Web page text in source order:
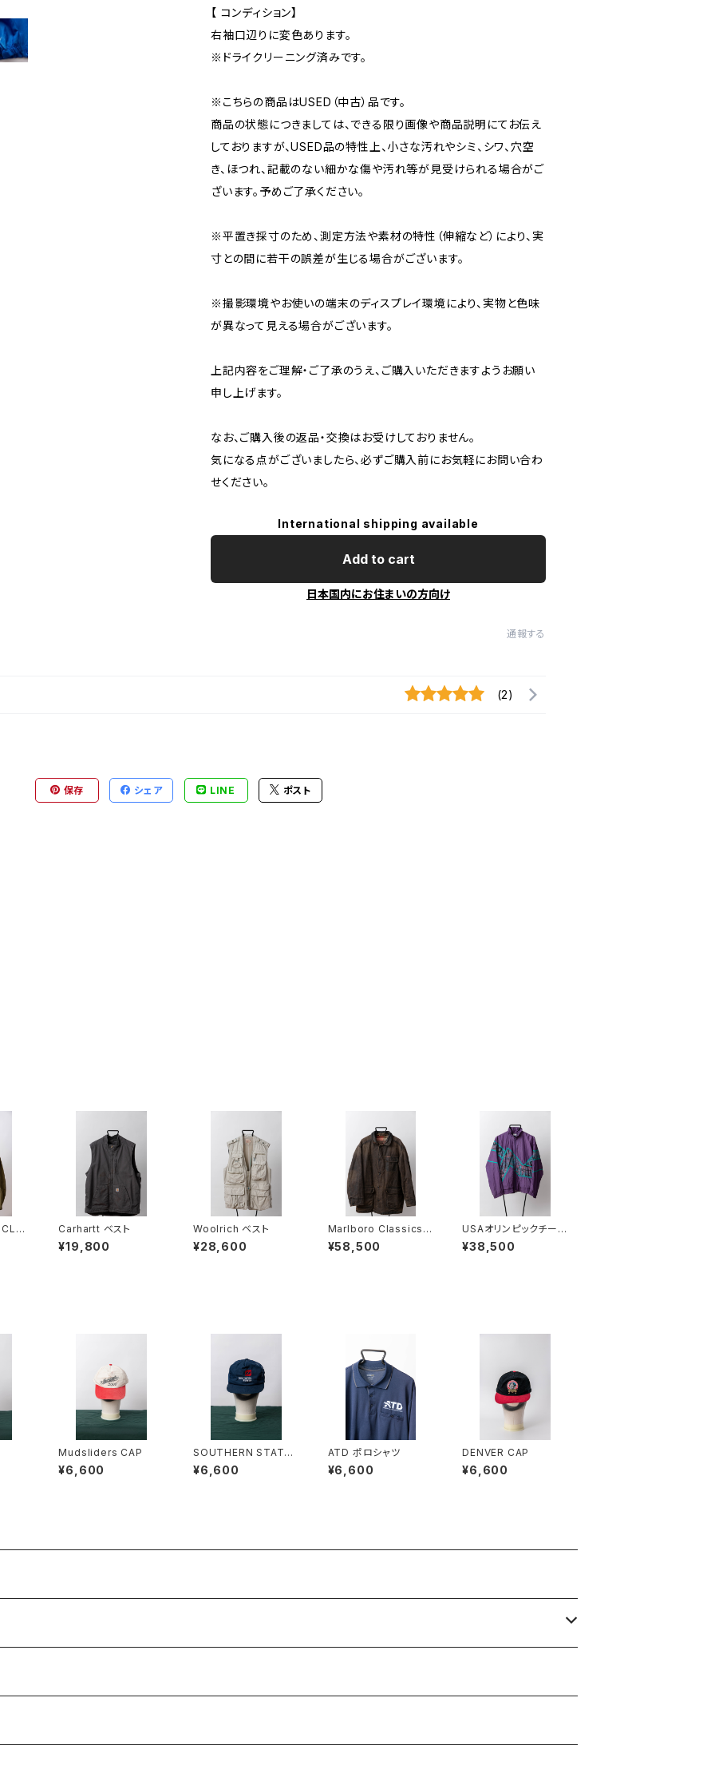
【 コンディション】
右袖口辺りに変色あります。
※ドライクリーニング済みです。
※こちらの商品はUSED（中古）品です。
商品の状態につきましては、できる限り画像や商品説明にてお伝え
しておりますが、USED品の特性上、小さな汚れやシミ、シワ、穴空
き、ほつれ、記載のない細かな傷や汚れ等が見受けられる場合がご
ざいます。予めご了承ください。
※平置き採寸のため、測定方法や素材の特性（伸縮など）により、実
寸との間に若干の誤差が生じる場合がございます。
※撮影環境やお使いの端末のディスプレイ環境により、実物と色味
が異なって見える場合がございます。
上記内容をご理解・ご了承のうえ、ご購入いただきますようお願い
申し上げます。
なお、ご購入後の返品・交換はお受けしておりません。
気になる点がございましたら、必ずご購入前にお気軽にお問い合わ
せください。
International shipping available
Add to cart
日本国内にお住まいの方向け
通報する
(2)
保存 シェア LINE ポスト
Carhartt ベスト
¥19,800
Woolrich ベスト
¥28,600
Marlboro Classics
ワークジャケット
¥58,500
USAオリンピックチー
ム ナイロンジャケット
¥38,500
Mudsliders CAP
¥6,600
SOUTHERN STATES
CAP
¥6,600
ATD ポロシャツ
¥6,600
DENVER CAP
¥6,600